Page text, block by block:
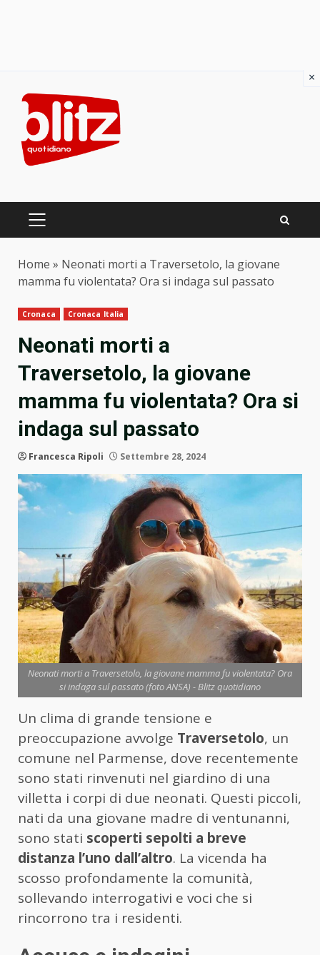
content
PRIMARY
Home » Neonati morti a Traversetolo, la giovane
mamma fu violentata? Ora si indaga sul passato
Cronaca Cronaca Italia
Neonati morti a
Traversetolo, la giovane
mamma fu violentata? Ora si
indaga sul passato
Francesca Ripoli Settembre 28, 2024
Neonati morti a Traversetolo, la giovane mamma fu violentata? Ora
si indaga sul passato (foto ANSA) - Blitz quotidiano
Un clima di grande tensione e
preoccupazione avvolge Traversetolo, un
comune nel Parmense, dove recentemente
sono stati rinvenuti nel giardino di una
villetta i corpi di due neonati. Questi piccoli,
nati da una giovane madre di ventunanni,
sono stati scoperti sepolti a breve
distanza l’uno dall’altro. La vicenda ha
scosso profondamente la comunità,
sollevando interrogativi e voci che si
rincorrono tra i residenti.
×